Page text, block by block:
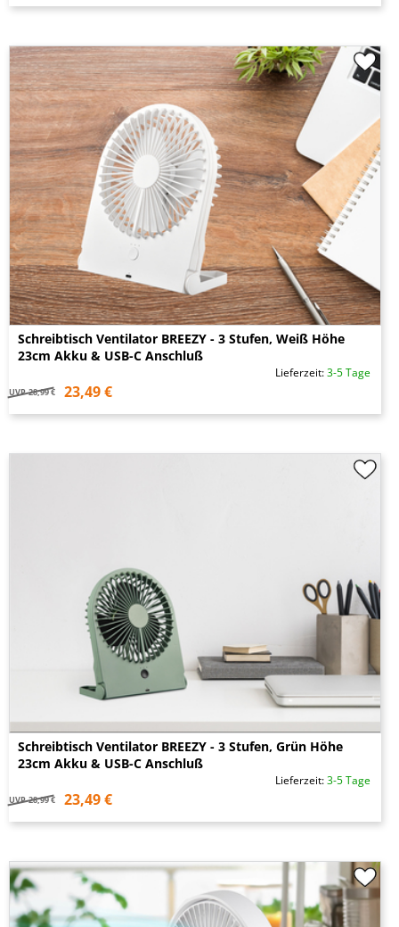
Schreibtisch Ventilator BREEZY - 3 Stufen, Weiß Höhe
23cm Akku & USB-C Anschluß
Lieferzeit:3-5 Tage
UVP 28,99 € 23,49 €
Schreibtisch Ventilator BREEZY - 3 Stufen, Grün Höhe
23cm Akku & USB-C Anschluß
Lieferzeit:3-5 Tage
UVP 28,99 € 23,49 €